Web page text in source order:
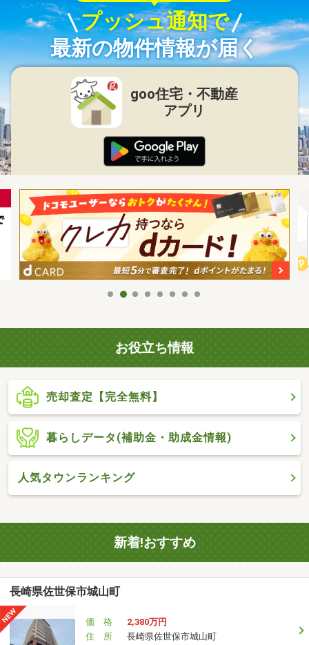
プッシュ通知で
最新の物件情報が届く
goo住宅・不動産
アプリ
お役立ち情報
売却査定【完全無料】
暮らしデータ(補助金・助成金情報)
人気タウンランキング
新着!おすすめ
長崎県佐世保市城山町
価 格
2,380万円
住 所
長崎県佐世保市城山町